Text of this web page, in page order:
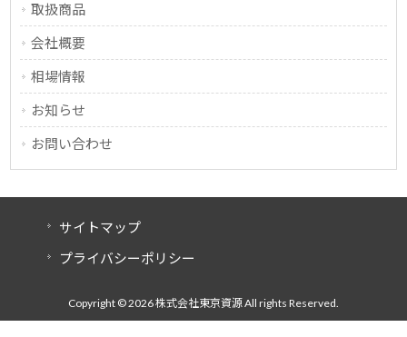
取扱商品
会社概要
相場情報
お知らせ
お問い合わせ
サイトマップ
プライバシーポリシー
Copyright © 2026 株式会社東京資源 All rights Reserved.